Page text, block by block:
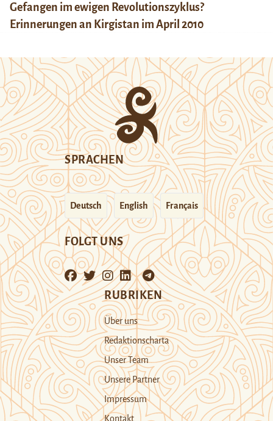
Gefangen im ewigen Revolutionszyklus?
Erinnerungen an Kirgistan im April 2010
SPRACHEN
Deutsch English Français
FOLGT UNS
RUBRIKEN
Über uns
Redaktionscharta
Unser Team
Unsere Partner
Impressum
Kontakt